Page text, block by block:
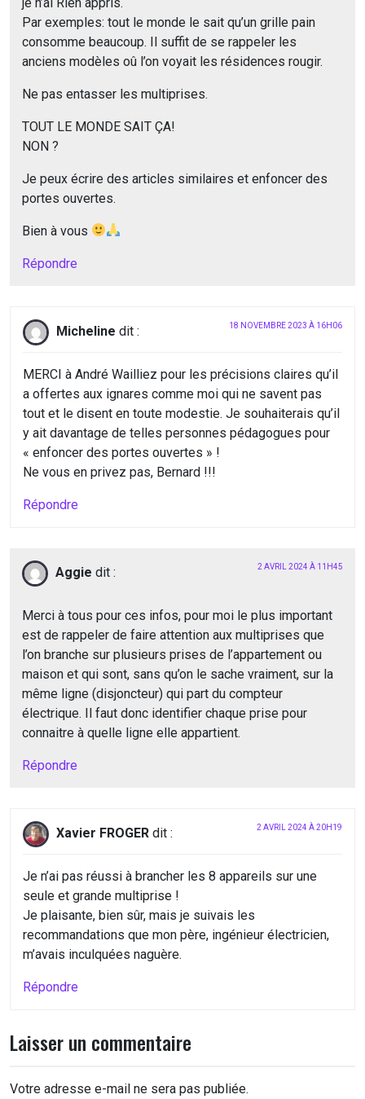
Par exemples: tout le monde le sait qu’un grille pain
consomme beaucoup. Il suffit de se rappeler les
anciens modèles oû l’on voyait les résidences rougir.
Ne pas entasser les multiprises.
TOUT LE MONDE SAIT ÇA!
NON ?
Je peux écrire des articles similaires et enfoncer des
portes ouvertes.
Bien à vous
Répondre
Micheline dit : 18 NOVEMBRE 2023 À 16H06
MERCI à André Wailliez pour les précisions claires qu’il
a offertes aux ignares comme moi qui ne savent pas
tout et le disent en toute modestie. Je souhaiterais qu’il
y ait davantage de telles personnes pédagogues pour
« enfoncer des portes ouvertes » !
Ne vous en privez pas, Bernard !!!
Répondre
Aggie dit : 2 AVRIL 2024 À 11H45
Merci à tous pour ces infos, pour moi le plus important
est de rappeler de faire attention aux multiprises que
l’on branche sur plusieurs prises de l’appartement ou
maison et qui sont, sans qu’on le sache vraiment, sur la
même ligne (disjoncteur) qui part du compteur
électrique. Il faut donc identifier chaque prise pour
connaitre à quelle ligne elle appartient.
Répondre
Xavier FROGER dit : 2 AVRIL 2024 À 20H19
Je n’ai pas réussi à brancher les 8 appareils sur une
seule et grande multiprise !
Je plaisante, bien sûr, mais je suivais les
recommandations que mon père, ingénieur électricien,
m’avais inculquées naguère.
Répondre
Laisser un commentaire
Votre adresse e-mail ne sera pas publiée.